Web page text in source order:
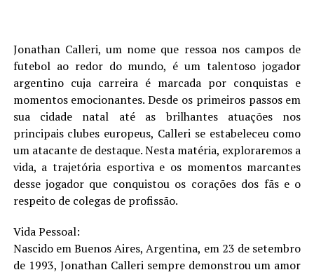
Jonathan Calleri, um nome que ressoa nos campos de
futebol ao redor do mundo, é um talentoso jogador
argentino cuja carreira é marcada por conquistas e
momentos emocionantes. Desde os primeiros passos em
sua cidade natal até as brilhantes atuações nos
principais clubes europeus, Calleri se estabeleceu como
um atacante de destaque. Nesta matéria, exploraremos a
vida, a trajetória esportiva e os momentos marcantes
desse jogador que conquistou os corações dos fãs e o
respeito de colegas de profissão.
Vida Pessoal:
Nascido em Buenos Aires, Argentina, em 23 de setembro
de 1993, Jonathan Calleri sempre demonstrou um amor